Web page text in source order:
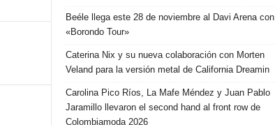
Beéle llega este 28 de noviembre al Davi Arena con
«Borondo Tour»
Caterina Nix y su nueva colaboración con Morten
Veland para la versión metal de California Dreamin
Carolina Pico Ríos, La Mafe Méndez y Juan Pablo
Jaramillo llevaron el second hand al front row de
Colombiamoda 2026